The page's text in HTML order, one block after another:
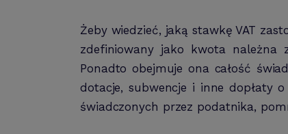
Żeby wiedzieć, jaką stawkę VAT
zdefiniowany jako kwota należna
Ponadto obejmuje ona całość
dotacje, subwencje i inne dopłaty
świadczonych przez podatnika,